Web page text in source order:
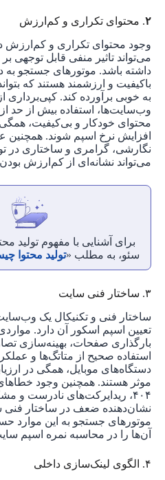
۲. محتوای تکراری و کم‌ارزش
وجود محتوای تکراری و
می‌تواند تاثیر منفی قابل توجهی
داشته باشد. موتورهای جستجو به
باکیفیت و ارزشمند هستند که
به خوبی برآورده کند. کپی‌برداری
وب‌سایت‌ها، استفاده بیش از حد از
محتوای خودکار و بی‌کیفیت، همگی
افزایش نرخ اسپم شوند.
نگارشی، گرامری و ساختاری در
می‌تواند نشانه‌ای از کم‌ارزش
برای آشنایی با مفهوم تولید
سئو، به مطلب «تولید محتوا
۳. ساختار فنی سایت
ساختار فنی و تکنیکال یک
تعیین اسپم اسکور آن دارد.
استفاده صحیح از متاتگ‌ها و
دستگاه‌های موبایل، همگی در
موثر هستند. همچنین وجود
۴۰۴، ریدایرکت‌های نادرست و
نشان‌دهنده ضعف در ساختار فنی
موتورهای جستجو به این موارد
آن‌ها را در محاسبه نمره اسپم
۴. الگوی لینک‌سازی داخلی